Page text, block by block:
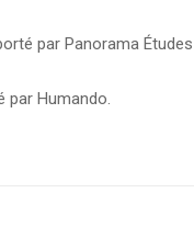
par Panorama
par Humando.